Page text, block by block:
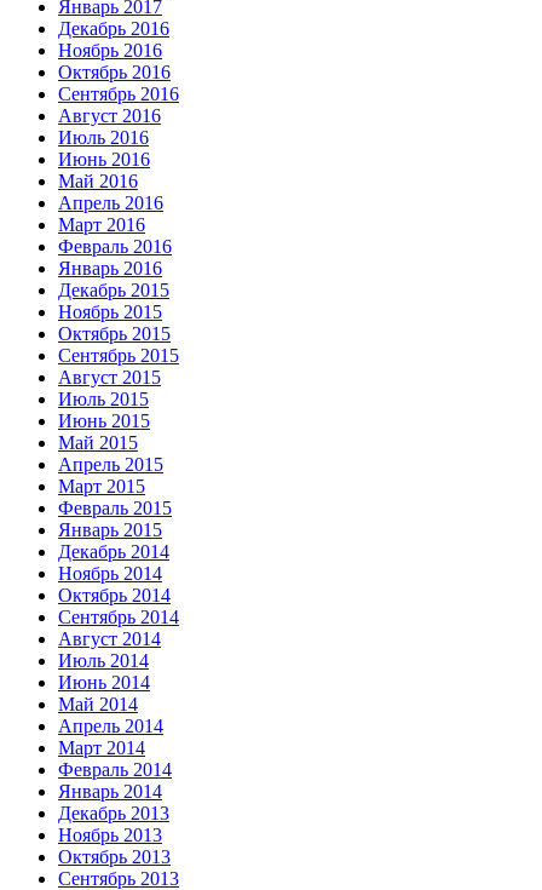
Январь 2017
Декабрь 2016
Ноябрь 2016
Октябрь 2016
Сентябрь 2016
Август 2016
Июль 2016
Июнь 2016
Май 2016
Апрель 2016
Март 2016
Февраль 2016
Январь 2016
Декабрь 2015
Ноябрь 2015
Октябрь 2015
Сентябрь 2015
Август 2015
Июль 2015
Июнь 2015
Май 2015
Апрель 2015
Март 2015
Февраль 2015
Январь 2015
Декабрь 2014
Ноябрь 2014
Октябрь 2014
Сентябрь 2014
Август 2014
Июль 2014
Июнь 2014
Май 2014
Апрель 2014
Март 2014
Февраль 2014
Январь 2014
Декабрь 2013
Ноябрь 2013
Октябрь 2013
Сентябрь 2013